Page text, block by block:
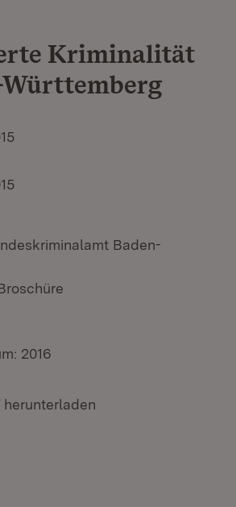
Kriminalität
Baden-
2016
herunterladen